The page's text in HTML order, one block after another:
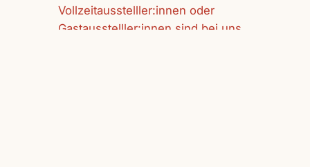
Vollzeitausstelller:innen oder
Gastausstelller:innen sind bei uns